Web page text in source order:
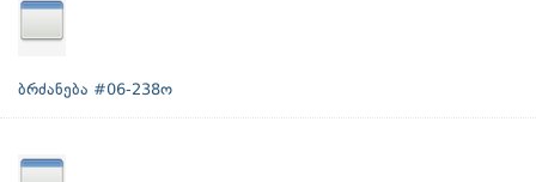
ბრძანება #06-238ო